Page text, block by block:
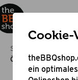
Startseite
Öko Anzündwolle
Cookie-
ein